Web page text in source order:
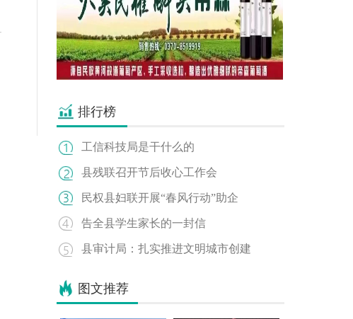
排行榜
工信科技局是干什么的
县残联召开节后收心工作会
民权县妇联开展“春风行动”助企
告全县学生家长的一封信
县审计局：扎实推进文明城市创建
图文推荐